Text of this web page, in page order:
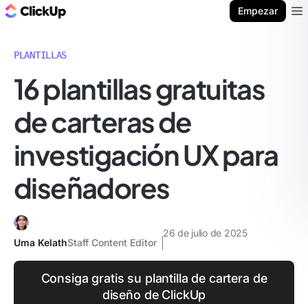
Empezar
PLANTILLAS
16 plantillas gratuitas
de carteras de
investigación UX para
diseñadores
Uma KelathStaff Content Editor
26 de julio de 2025
Consiga gratis su plantilla de cartera de
diseño de ClickUp